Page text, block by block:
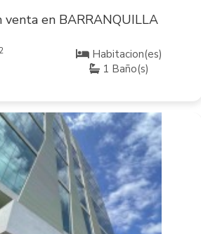
venta en BARRANQUILLA
2
Habitacion(es)
1 Baño(s)
VER INMUEBLE